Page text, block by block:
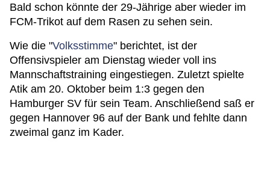
Bald schon könnte der 29-Jährige aber wieder im
FCM-Trikot auf dem Rasen zu sehen sein.
Wie die "Volksstimme" berichtet, ist der
Offensivspieler am Dienstag wieder voll ins
Mannschaftstraining eingestiegen. Zuletzt spielte
Atik am 20. Oktober beim 1:3 gegen den
Hamburger SV für sein Team. Anschließend saß er
gegen Hannover 96 auf der Bank und fehlte dann
zweimal ganz im Kader.